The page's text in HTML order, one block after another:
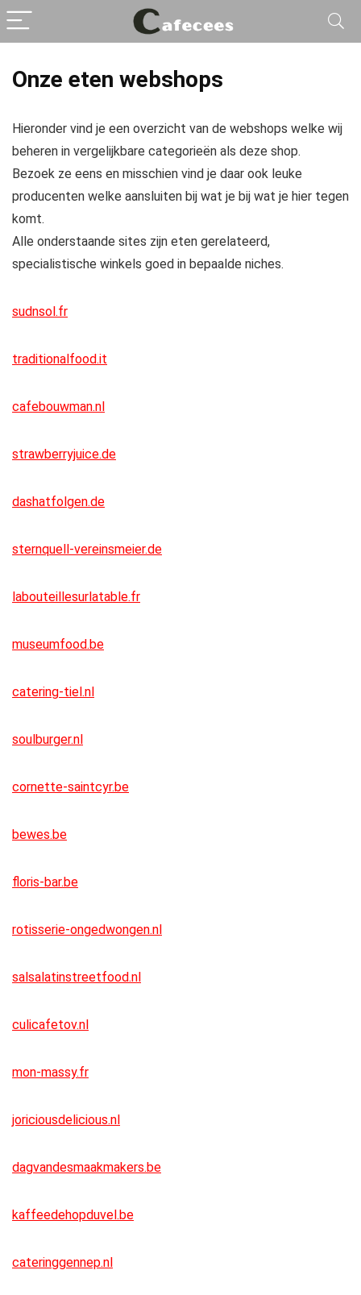
Onze eten webshops
Hieronder vind je een overzicht van de webshops welke wij
beheren in vergelijkbare categorieën als deze shop.
Bezoek ze eens en misschien vind je daar ook leuke
producenten welke aansluiten bij wat je bij wat je hier tegen
komt.
Alle onderstaande sites zijn eten gerelateerd,
specialistische winkels goed in bepaalde niches.
sudnsol.fr
traditionalfood.it
cafebouwman.nl
strawberryjuice.de
dashatfolgen.de
sternquell-vereinsmeier.de
labouteillesurlatable.fr
museumfood.be
catering-tiel.nl
soulburger.nl
cornette-saintcyr.be
bewes.be
floris-bar.be
rotisserie-ongedwongen.nl
salsalatinstreetfood.nl
culicafetov.nl
mon-massy.fr
joriciousdelicious.nl
dagvandesmaakmakers.be
kaffeedehopduvel.be
cateringgennep.nl